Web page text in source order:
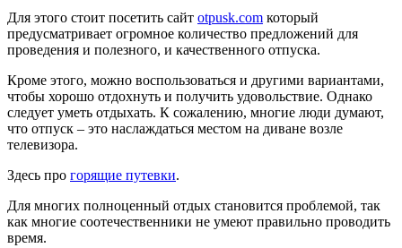
Для этого стоит посетить сайт otpusk.com который
предусматривает огромное количество предложений для
проведения и полезного, и качественного отпуска.
Кроме этого, можно воспользоваться и другими вариантами,
чтобы хорошо отдохнуть и получить удовольствие. Однако
следует уметь отдыхать. К сожалению, многие люди думают,
что отпуск – это наслаждаться местом на диване возле
телевизора.
Здесь про горящие путевки.
Для многих полноценный отдых становится проблемой, так
как многие соотечественники не умеют правильно проводить
время.